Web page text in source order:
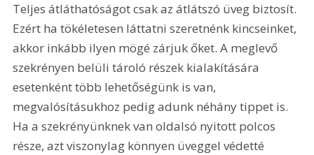
Teljes átláthatóságot csak az átlátszó üveg biztosít.
Ezért ha tökéletesen láttatni szeretnénk kincseinket,
akkor inkább ilyen mögé zárjuk őket. A meglevő
szekrényen belüli tároló részek kialakítására
esetenként több lehetőségünk is van,
megvalósításukhoz pedig adunk néhány tippet is.
Ha a szekrényünknek van oldalsó nyitott polcos
része, azt viszonylag könnyen üveggel védetté